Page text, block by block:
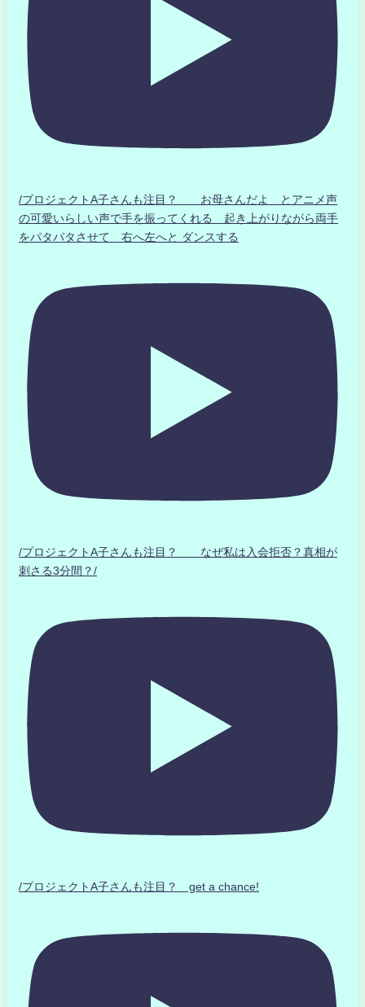
/プロジェクトA子さんも注目？ お母さんだよ とアニメ声
の可愛いらしい声で手を振ってくれる 起き上がりながら両手
をパタパタさせて 右へ左へと ダンスする
/プロジェクトA子さんも注目？ なぜ私は入会拒否？真相が
刺さる3分間？/
/プロジェクトA子さんも注目？ get a chance!